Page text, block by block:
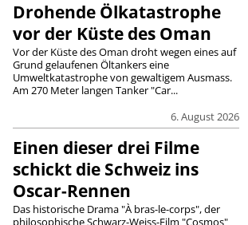
Drohende Ölkatastrophe
vor der Küste des Oman
6. August 2026
Vor der Küste des Oman droht wegen eines auf
Grund gelaufenen Öltankers eine
Umweltkatastrophe von gewaltigem Ausmass.
Am 270 Meter langen Tanker "Car...
Einen dieser drei Filme
schickt die Schweiz ins
Oscar-Rennen
Das historische Drama "À bras-le-corps", der
philosophische Schwarz-Weiss-Film "Cosmos"